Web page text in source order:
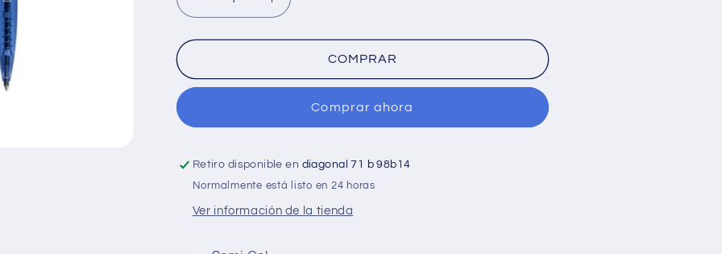
Reducir
cantidad
para
x12
gel
0.7mm
-
Color
Aumentar
cantidad
para
x12
gel
0.7mm
-
Color
COMPRAR
Comprar ahora
Retiro disponible en diagonal 71 b 98b14
Normalmente está listo en 24 horas
Ver información de la tienda